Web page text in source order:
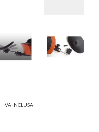
IVA INCLUSA